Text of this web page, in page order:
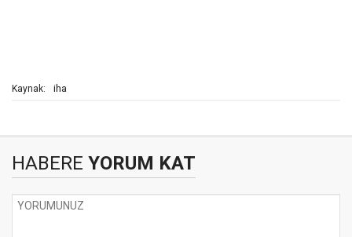
Kaynak: iha
HABERE YORUM KAT